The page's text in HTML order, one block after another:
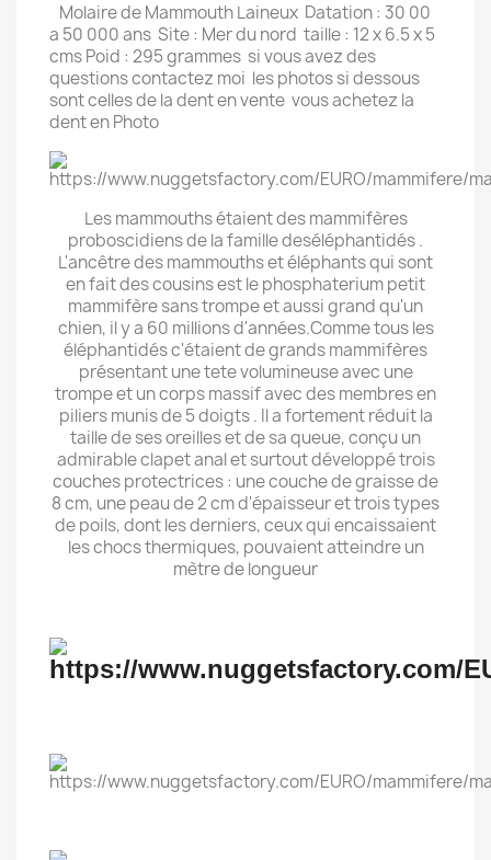
Molaire de Mammouth Laineux Datation : 30 00
a 50 000 ans Site : Mer du nord taille : 12 x 6.5 x 5
cms Poid : 295 grammes si vous avez des
questions contactez moi les photos si dessous
sont celles de la dent en vente vous achetez la
dent en Photo
Les mammouths étaient des mammifères
proboscidiens de la famille deséléphantidés .
L'ancêtre des mammouths et éléphants qui sont
en fait des cousins est le phosphaterium petit
mammifère sans trompe et aussi grand qu'un
chien, il y a 60 millions d'années.Comme tous les
éléphantidés c'étaient de grands mammifères
présentant une tete volumineuse avec une
trompe et un corps massif avec des membres en
piliers munis de 5 doigts . Il a fortement réduit la
taille de ses oreilles et de sa queue, conçu un
admirable clapet anal et surtout développé trois
couches protectrices : une couche de graisse de
8 cm, une peau de 2 cm d'épaisseur et trois types
de poils, dont les derniers, ceux qui encaissaient
les chocs thermiques, pouvaient atteindre un
mètre de longueur